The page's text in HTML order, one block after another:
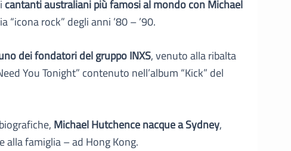
cantanti australiani più famosi al mondo con Michael
“icona rock” degli anni ’80 – ’90.
dei fondatori del gruppo INXS, venuto alla ribalta
You Tonight” contenuto nell’album “Kick” del
Michael Hutchence nacque a Sydney,
famiglia – ad Hong Kong.